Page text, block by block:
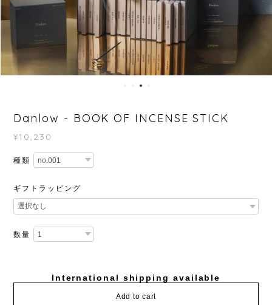
Danlow - BOOK OF INCENSE STICK
¥10,230
種類
ギフトラッピング
数量
International shipping available
Add to cart